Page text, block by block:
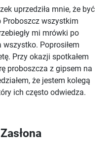
uprzedziła mnie, że być
Proboszcz wszystkim
mi mrówki po
wszystko. Poprosiłem
Przy okazji spotkałem
proboszcza z gipsem na
że jestem kolegą
ich często odwiedza.